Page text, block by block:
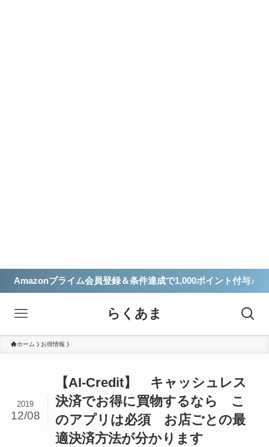
Amazonプライム会員登録＆条件達成で1,000ポイント付与♪
らくあま
ホーム お得情報
【AI-Credit】 キャッシュレス
決済でお得に買物するなら こ
のアプリは必須 お店ごとの最
適決済方法が分かります
2019
12/08